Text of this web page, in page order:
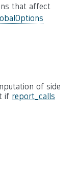
that affect
of side
if report_calls